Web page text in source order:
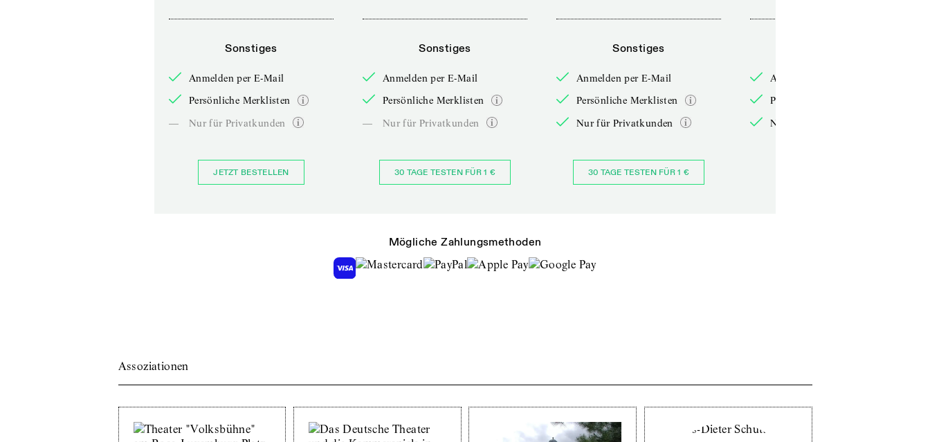
Sonstiges
Anmelden per E-Mail
Persönliche Merklisten
—
Nur für Privatkunden
JETZT BESTELLEN
Sonstiges
Anmelden per E-Mail
Persönliche Merklisten
—
Nur für Privatkunden
30 TAGE TESTEN FÜR 1 €
Sonstiges
Anmelden per E-Mail
Persönliche Merklisten
Nur für Privatkunden
30 TAGE TESTEN FÜR 1 €
Anmelden per E-Mail
Persönliche Merklisten
Nur für Privatkunden
Mögliche Zahlungsmethoden
Assoziationen